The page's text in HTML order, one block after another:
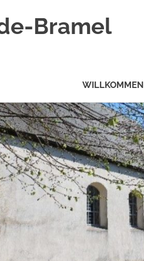
Bramel
WILLKOMMEN